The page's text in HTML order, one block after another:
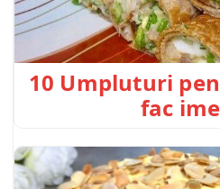
10 Umpluturi
fac